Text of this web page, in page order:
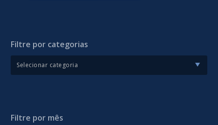
Filtre por categorias
Filtre por mês